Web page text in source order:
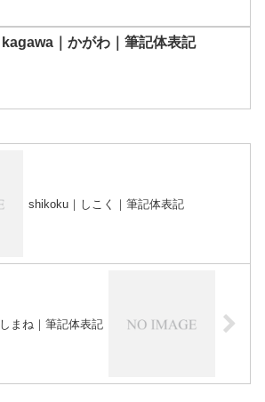
kagawa｜かがわ｜筆記体表記
shikoku｜しこく｜筆記体表記
まね｜筆記体表記